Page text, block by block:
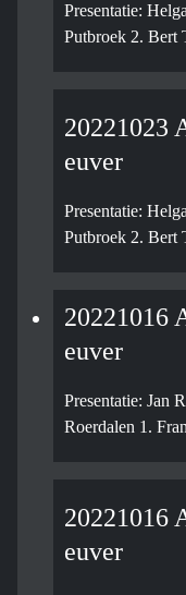
Presentatie:
Putbroek 2. Bert
20221023
euver
Presentatie:
Putbroek 2. Bert
20221016
euver
Presentatie: Jan
Roerdalen 1.
20221016
euver